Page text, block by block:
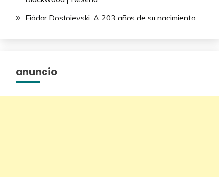
Fiódor Dostoievski. A 203 años de su nacimiento
anuncio